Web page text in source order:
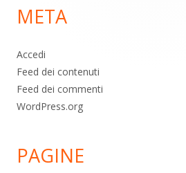
pagina
META
Accedi
Feed dei contenuti
Feed dei commenti
WordPress.org
PAGINE